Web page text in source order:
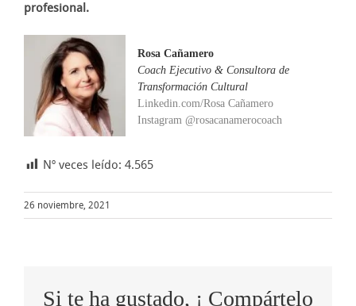
profesional.
Rosa Cañamero
Coach Ejecutivo & Consultora de
Transformación Cultural
Linkedin.com/Rosa Cañamero
Instagram @rosacanamerocoach
Nº veces leído: 4.565
26 noviembre, 2021
Si te ha gustado, ¡ Compártelo